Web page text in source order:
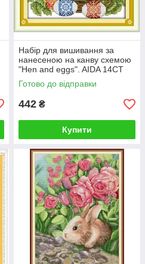
Набір для вишивання за
нанесеною на канву схемою
"Hen and eggs". AIDA 14CT
printed, 28*22 см
Готово до відправки
442 ₴
Купити